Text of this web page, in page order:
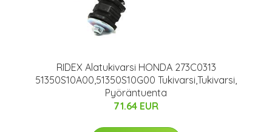
RIDEX Alatukivarsi HONDA 273C0313
51350S10A00,51350S10G00 Tukivarsi,Tukivarsi,
Pyöräntuenta
71.64 EUR